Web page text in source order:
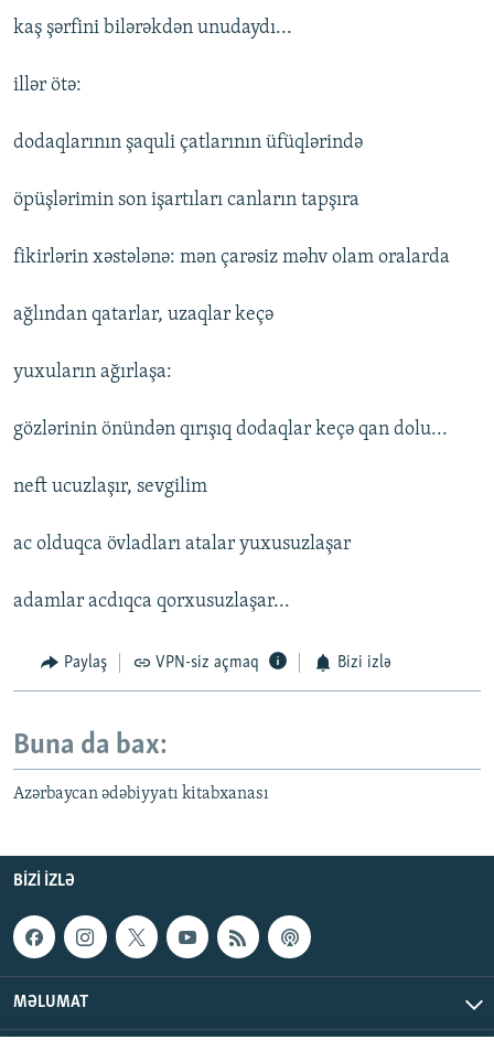
kaş şərfini bilərəkdən unudaydı...
illər ötə:
dodaqlarının şaquli çatlarının üfüqlərində
öpüşlərimin son işartıları canların tapşıra
fikirlərin xəstələnə: mən çarəsiz məhv olam oralarda
ağlından qatarlar, uzaqlar keçə
yuxuların ağırlaşa:
gözlərinin önündən qırışıq dodaqlar keçə qan dolu...
neft ucuzlaşır, sevgilim
ac olduqca övladları atalar yuxusuzlaşar
adamlar acdıqca qorxusuzlaşar...
Paylaş VPN-siz açmaq Bizi izlə
Buna da bax:
Azərbaycan ədəbiyyatı kitabxanası
BIZI IZLƏ
MƏLUMAT